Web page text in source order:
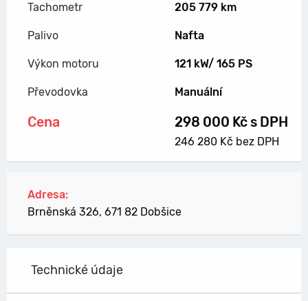
Tachometr
Palivo
Výkon motoru
Převodovka
Cena
205 779 km
Nafta
121 kW/ 165 PS
Manuální
298 000 Kč s DPH
246 280 Kč bez DPH
Adresa:
Brněnská 326, 671 82 Dobšice
Technické údaje